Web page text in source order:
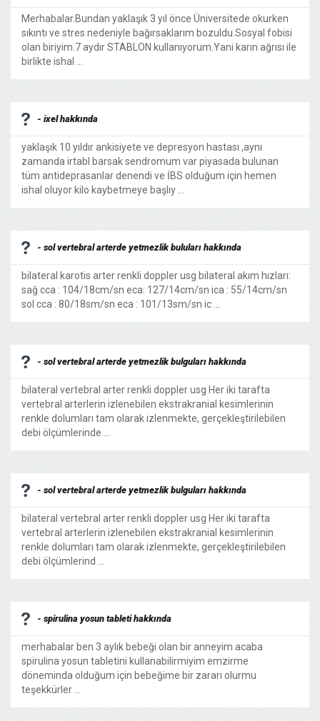
Merhabalar.Bundan yaklaşık 3 yıl önce Üniversitede okurken
sıkıntı ve stres nedeniyle bağırsaklarım bozuldu.Sosyal fobisi
olan biriyim.7 aydır STABLON kullanıyorum.Yani karın ağrısı ile
birlikte ishal ...
- ixel hakkında
yaklaşık 10 yıldır ankisiyete ve depresyon hastası ,aynı
zamanda irtabl barsak sendromum var piyasada bulunan
tüm antideprasanlar denendi ve İBS olduğum için hemen
ishal oluyor kilo kaybetmeye başlıy ...
- sol vertebral arterde yetmezlik buluları hakkında
bilateral karotis arter renkli doppler usg bilateral akım hızları:
sağ cca : 104/18cm/sn eca: 127/14cm/sn ica : 55/14cm/sn
sol cca : 80/18sm/sn eca : 101/13sm/sn ic ...
- sol vertebral arterde yetmezlik bulguları hakkında
bilateral vertebral arter renkli doppler usg Her iki tarafta
vertebral arterlerin izlenebilen ekstrakranial kesimlerinin
renkle dolumları tam olarak izlenmekte, gerçekleştirilebilen
debi ölçümlerinde ...
- sol vertebral arterde yetmezlik bulguları hakkında
bilateral vertebral arter renkli doppler usg Her iki tarafta
vertebral arterlerin izlenebilen ekstrakranial kesimlerinin
renkle dolumları tam olarak izlenmekte, gerçekleştirilebilen
debi ölçümlerind ...
- spirulina yosun tableti hakkında
merhabalar ben 3 aylık bebeği olan bir anneyim acaba
spirulina yosun tabletini kullanabilirmiyim emzirme
döneminda olduğum için bebeğime bir zararı olurmu
teşekkürler ...